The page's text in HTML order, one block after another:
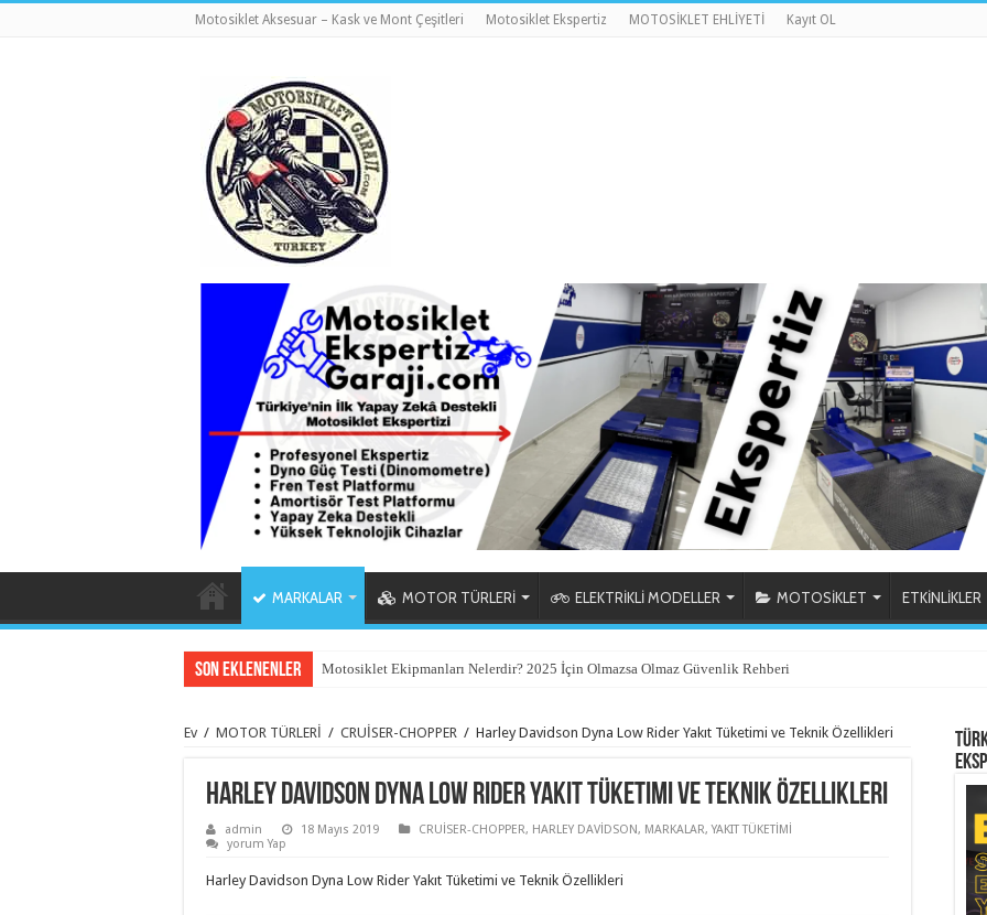
Motosiklet Aksesuar – Kask ve Mont Çeşitleri Motosiklet Ekspertiz MOTOSİKLET EHLİYETİ Kayıt OL
MARKALAR MOTOR TÜRLERİ ELEKTRİKLİ MODELLER MOTOSİKLET ETKİNLİKLER
Son Eklenenler Motosiklet Ekipmanları Nelerdir? 2025 İçin Olmazsa Olmaz Güvenlik Rehberi
PTT Kargo Motosiklet Taşıma 2025: Ücret, Süreç ve İpuçları
Ev / MOTOR TÜRLERİ / CRUİSER-CHOPPER / Harley Davidson Dyna Low Rider Yakıt Tüketimi ve Teknik Özellikleri
Harley Davidson Dyna Low Rider Yakıt Tüketimi ve Teknik Özellikleri
admin 18 Mayıs 2019 CRUİSER-CHOPPER, HARLEY DAVİDSON, MARKALAR,YAKIT TÜKETİMİ
yorum Yap
Harley Davidson Dyna Low Rider Yakıt Tüketimi ve Teknik Özellikleri